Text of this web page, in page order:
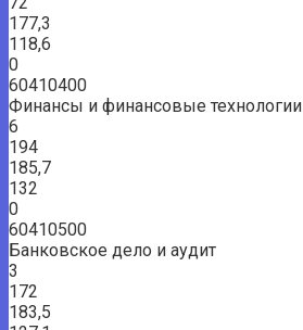
177,3
118,6
0
60410400
Финансы и финансовые технологии
6
194
185,7
132
0
60410500
Банковское дело и аудит
3
172
183,5